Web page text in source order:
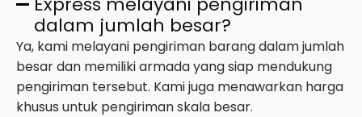
dalam jumlah besar?
Ya, kami melayani pengiriman barang dalam jumlah
besar dan memiliki armada yang siap mendukung
pengiriman tersebut. Kami juga menawarkan harga
khusus untuk pengiriman skala besar.